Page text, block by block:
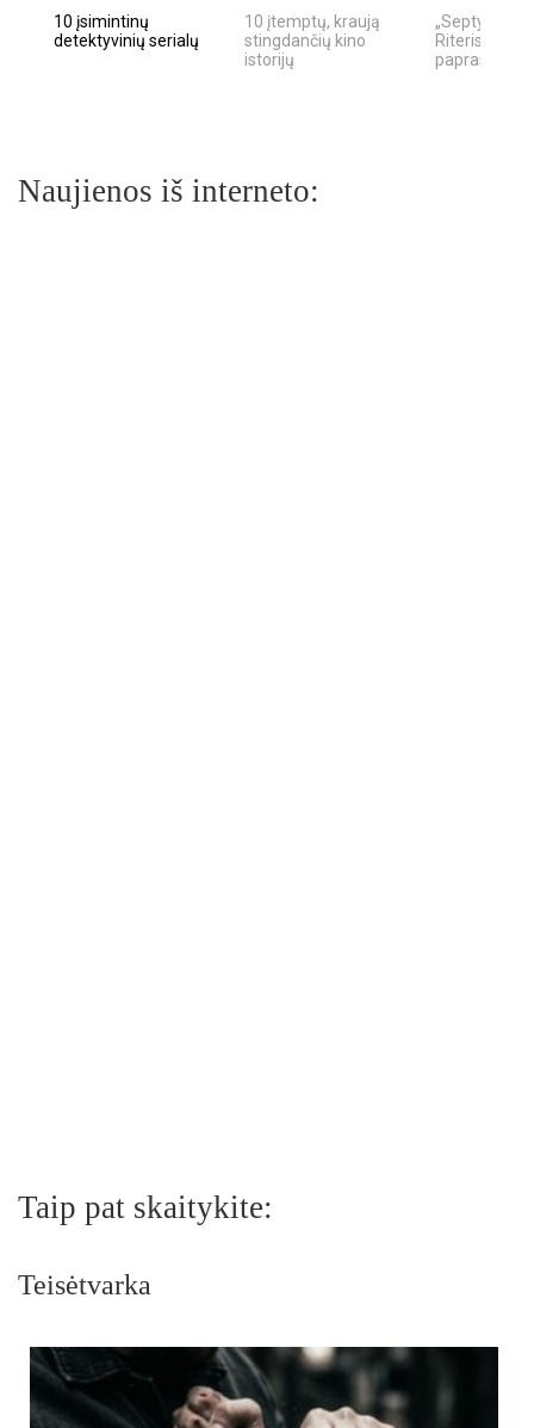
10 įsimintinų
detektyvinių serialų
10 įtemptų, kraują
stingdančių kino
istorijų
„Septynių
Riteris" – kai
Naujienos iš interneto:
Taip pat skaitykite:
Teisėtvarka